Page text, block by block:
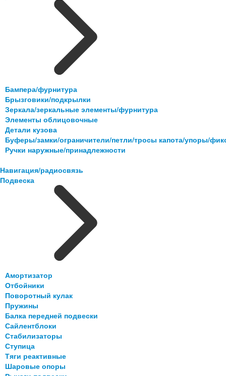
Бампера/фурнитура
Брызговики/подкрылки
Зеркала/зеркальные элементы/фурнитура
Элементы облицовочные
Детали кузова
Буферы/замки/ограничители/петли/тросы капота/упоры/
Ручки наружные/принадлежности
Навигация/радиосвязь
Подвеска
Амортизатор
Отбойники
Поворотный кулак
Пружины
Балка передней подвески
Сайлентблоки
Стабилизаторы
Ступица
Тяги реактивные
Шаровые опоры